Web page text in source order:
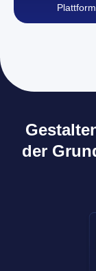
Plattform
der